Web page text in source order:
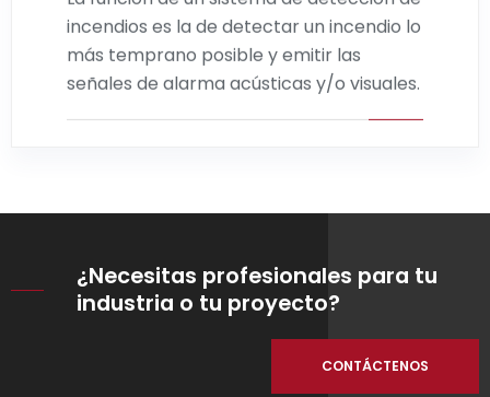
incendios es la de detectar un incendio lo
más temprano posible y emitir las
señales de alarma acústicas y/o visuales.
¿Necesitas profesionales para tu
industria o tu proyecto?
CONTÁCTENOS